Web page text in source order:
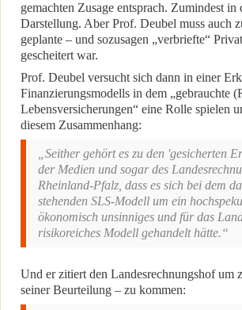
gemachten Zusage entsprach. Zumindest in
Darstellung. Aber Prof. Deubel muss auch
geplante – und sozusagen „verbriefte“
gescheitert war.
Prof. Deubel versucht sich dann in einer
Finanzierungsmodells in dem „gebrauchte
Lebensversicherungen“ eine Rolle spielen
diesem Zusammenhang:
„Seither gehört es zu den 'gesicherten
der Medien und sogar des
Rheinland-Pfalz, dass es sich bei dem
stehenden SLS-Modell um ein
ökonomisch unsinniges und für das
risikoreiches Modell gehandelt hätte.“
Und er zitiert den Landesrechnungshof um
seiner Beurteilung – zu kommen: